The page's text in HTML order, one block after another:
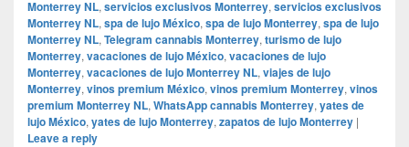
Monterrey NL, servicios exclusivos Monterrey, servicios exclusivos
Monterrey NL, spa de lujo México, spa de lujo Monterrey, spa de lujo
Monterrey NL, Telegram cannabis Monterrey, turismo de lujo
Monterrey, vacaciones de lujo México, vacaciones de lujo
Monterrey, vacaciones de lujo Monterrey NL, viajes de lujo
Monterrey, vinos premium México, vinos premium Monterrey, vinos
premium Monterrey NL, WhatsApp cannabis Monterrey, yates de
lujo México, yates de lujo Monterrey, zapatos de lujo Monterrey |
Leave a reply